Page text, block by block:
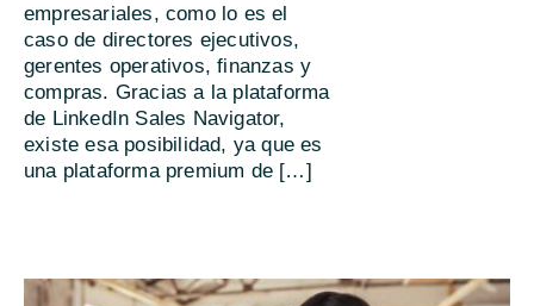
empresariales, como lo es el
caso de directores ejecutivos,
gerentes operativos, finanzas y
compras. Gracias a la plataforma
de LinkedIn Sales Navigator,
existe esa posibilidad, ya que es
una plataforma premium de […]